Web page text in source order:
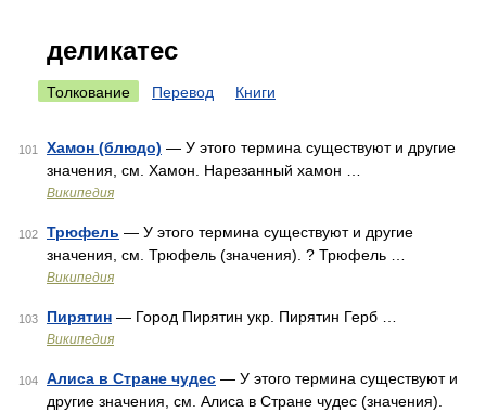
деликатес
Толкование Перевод Книги
101 Хамон (блюдо) — У этого термина существуют и другие
значения, см. Хамон. Нарезанный хамон …
Википедия
102 Трюфель — У этого термина существуют и другие
значения, см. Трюфель (значения). ? Трюфель …
Википедия
103 Пирятин — Город Пирятин укр. Пирятин Герб …
Википедия
104 Алиса в Стране чудес — У этого термина существуют и
другие значения, см. Алиса в Стране чудес (значения).